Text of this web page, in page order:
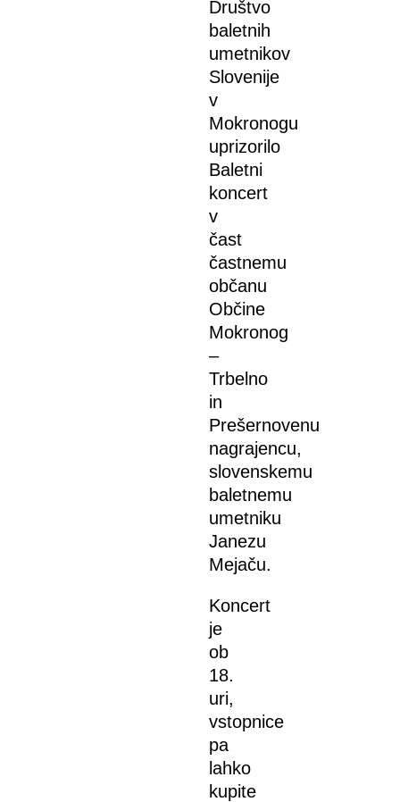
Društvo
baletnih
umetnikov
Slovenije
v
Mokronogu
uprizorilo
Baletni
koncert
v
čast
častnemu
občanu
Občine
Mokronog
–
Trbelno
in
Prešernovenu
nagrajencu,
slovenskemu
baletnemu
umetniku
Janezu
Mejaču.
Koncert
je
ob
18.
uri,
vstopnice
pa
lahko
kupite